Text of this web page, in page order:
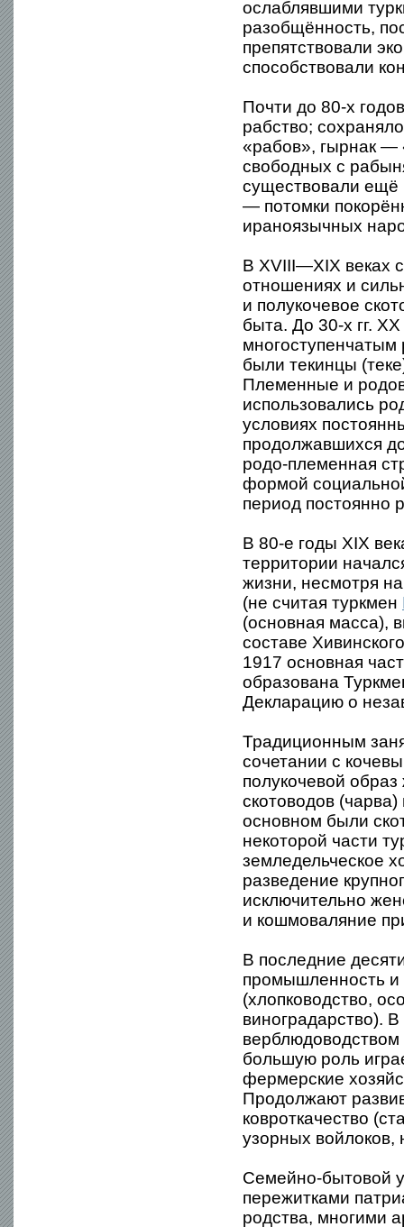
ослаблявшими
разобщённость,
препятствовали
способствовали
Почти до 80-х
рабство;
«рабов», гырнак
свободных с
существовали ещё
— потомки
ираноязычных
В XVIII—XIX веках
отношениях и
и полукочевое
быта. До 30-х гг.
были текинцы
Племенные и
использовались
условиях
продолжавшихся
родо-племенная
формой
период постоянно
В 80-е годы XIX
территории
жизни, несмотря
(не считая туркмен
(основная масса),
составе
1917 основная
образована
Декларацию о
Традиционным
сочетании с
полукочевой
скотоводов
основном были
некоторой части
земледельческое
разведение
исключительно
и кошмоваляние
В последние
промышленность и
(хлопководство,
виноградарство).
большую роль
фермерские
Продолжают
ковроткачество
узорных
Семейно-бытовой
пережитками
родства, многими